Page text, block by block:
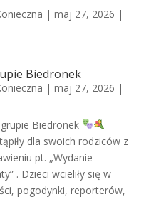
| maj 27, 2026 |
Biedronek
| maj 27, 2026 |
Biedronek
dla swoich rodziców z
pt. „Wydanie
. Dzieci wcieliły się w
pogodynki, reporterów,